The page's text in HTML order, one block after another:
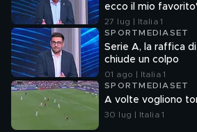
ecco il mio
27 lug | Italia 1
SPORTMEDIASET
Serie A, la raffica
chiude un colpo
01 ago | Italia 1
SPORTMEDIASET
A volte vogliono
30 lug | Italia 1